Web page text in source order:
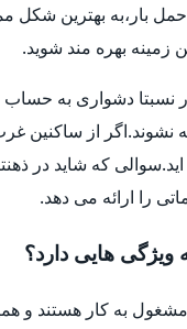
زمینه بهره مند شوید.
کار نسبتا دشواری به
نشوند.اگر از ساکنین
که شاید در
را ارائه می دهد.
ویژگی هایی دارد؟
به کار هستند و